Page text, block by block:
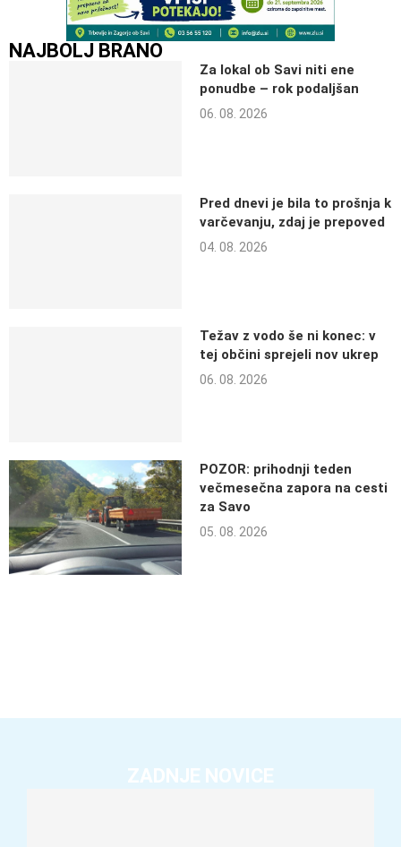
NAJBOLJ BRANO
Za lokal ob Savi niti ene
ponudbe – rok podaljšan
06. 08. 2026
Pred dnevi je bila to prošnja k
varčevanju, zdaj je prepoved
04. 08. 2026
Težav z vodo še ni konec: v
tej občini sprejeli nov ukrep
06. 08. 2026
POZOR: prihodnji teden
večmesečna zapora na cesti
za Savo
05. 08. 2026
ZADNJE NOVICE